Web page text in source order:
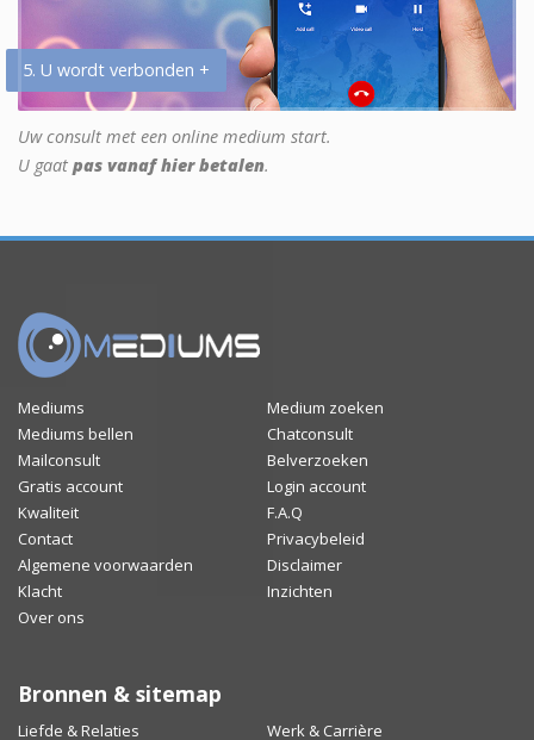
5. U wordt verbonden +
Uw consult met een online medium start.
U gaat pas vanaf hier betalen.
Mediums
Medium zoeken
Mediums bellen
Chatconsult
Mailconsult
Belverzoeken
Gratis account
Login account
Kwaliteit
F.A.Q
Contact
Privacybeleid
Algemene voorwaarden
Disclaimer
Klacht
Inzichten
Over ons
Bronnen & sitemap
Liefde & Relaties Werk & Carrière